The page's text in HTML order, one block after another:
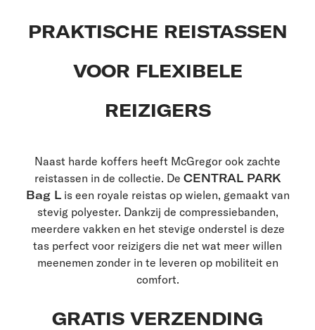
PRAKTISCHE REISTASSEN
VOOR FLEXIBELE
REIZIGERS
Naast harde koffers heeft McGregor ook zachte
reistassen in de collectie. De CENTRAL PARK
Bag Lis een royale reistas op wielen, gemaakt van
stevig polyester. Dankzij de compressiebanden,
meerdere vakken en het stevige onderstel is deze
tas perfect voor reizigers die net wat meer willen
meenemen zonder in te leveren op mobiliteit en
comfort.
GRATIS VERZENDING